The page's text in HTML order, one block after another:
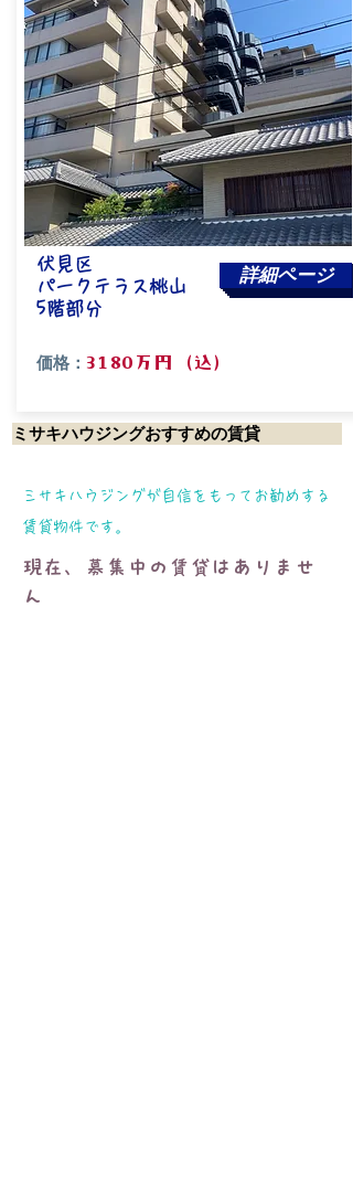
伏見区
パークテラス桃山
​5階部分
詳細ページ
価格： 3180万円（込）
ミサキハウジングおすすめの賃貸
​ミサキハウジングが自信をもってお勧めする
賃貸物件です。
現在、募集中の賃貸はありませ
ん